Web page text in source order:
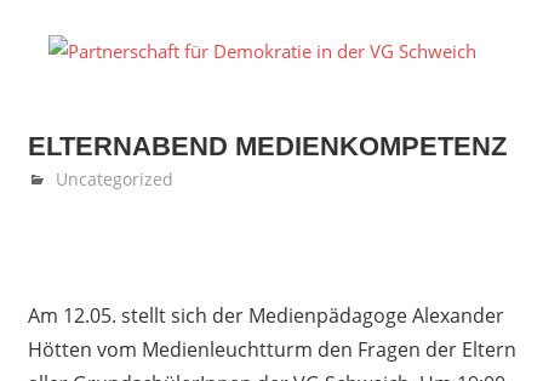
ELTERNABEND MEDIENKOMPETENZ
Mai 12, 2026
Denise Löwen
Uncategorized
Am 12.05. stellt sich der Medienpädagoge Alexander
Hötten vom Medienleuchtturm den Fragen der Eltern